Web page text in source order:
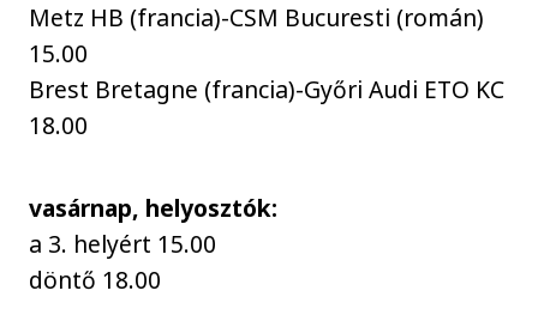
Metz HB (francia)-CSM Bucuresti (román)
15.00
Brest Bretagne (francia)-Győri Audi ETO KC
18.00
vasárnap, helyosztók:
a 3. helyért 15.00
döntő 18.00